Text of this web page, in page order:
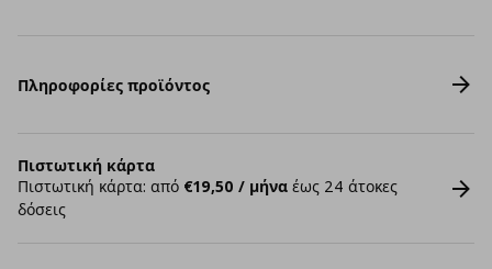
Πληροφορίες προϊόντος
Πιστωτική κάρτα
Πιστωτική κάρτα: από €19,50 / μήνα έως 24 άτοκες
δόσεις